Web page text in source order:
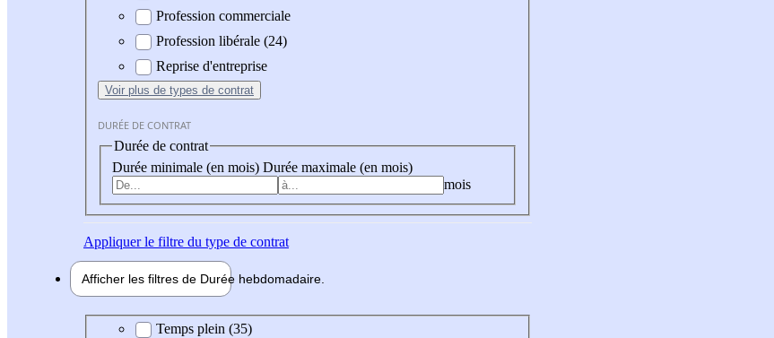
Profession commerciale
Profession libérale (24)
Reprise d'entreprise
Voir plus de types de contrat
DURÉE DE CONTRAT
Durée de contrat
Durée minimale (en mois) Durée maximale (en mois)
mois
Appliquerle filtre du type de contrat
Afficher les filtres de Durée hebdomadaire
Durée hebdomadaire
Temps plein (35)